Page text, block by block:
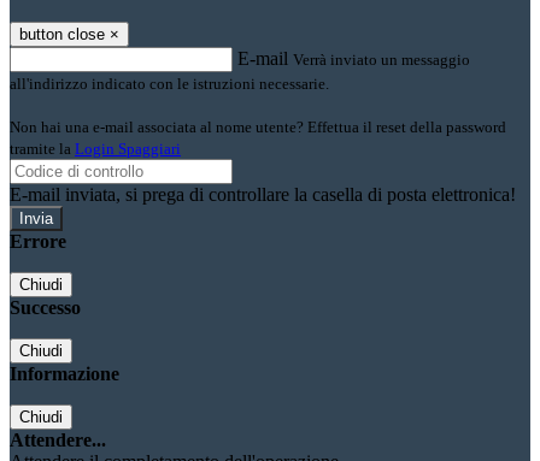
button close ×
E-mail Verrà inviato un messaggio
all'indirizzo indicato con le istruzioni necessarie.
Non hai una e-mail associata al nome utente? Effettua il reset della password
tramite la Login Spaggiari
E-mail inviata, si prega di controllare la casella di posta elettronica!
Errore
Chiudi
Successo
Chiudi
Informazione
Chiudi
Attendere...